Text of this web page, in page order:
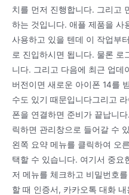
치를 먼저 진행합니다. 그리고
하는 것입니다. 애플 제품을 사
사용하고 있을 텐데 이 작업부
로 진입하시면 됩니다. 물론 로
니다. 그리고 다음에 최근 업데
버전이면 새로운 아이폰 14를
수도 있기 때문입니다그리고
폰을 연결하면 준비가 끝납니
릭하면 관리창으로 들어갈 수
왼쪽 요약 메뉴를 클릭하여 오
택할 수 있습니다. 여기서 중요
저 메뉴를 체크하고 비밀번호
할 때 인증서, 카카오톡 대화